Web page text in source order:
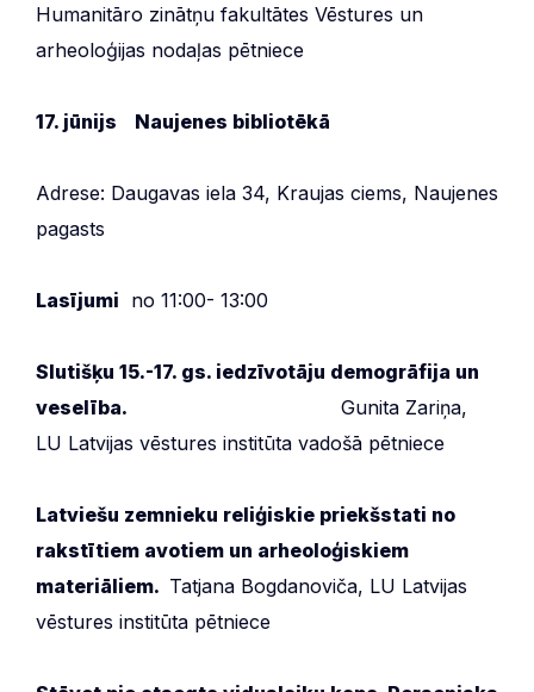
Humanitāro zinātņu fakultātes Vēstures un
arheoloģijas nodaļas pētniece
17. jūnijs Naujenes bibliotēkā
Adrese: Daugavas iela 34, Kraujas ciems, Naujenes
pagasts
Lasījumi no 11:00- 13:00
Slutišķu 15.-17. gs. iedzīvotāju demogrāfija un
veselība. Gunita Zariņa,
LU Latvijas vēstures institūta vadošā pētniece
Latviešu zemnieku reliģiskie priekšstati no
rakstītiem avotiem un arheoloģiskiem
materiāliem. Tatjana Bogdanoviča, LU Latvijas
vēstures institūta pētniece